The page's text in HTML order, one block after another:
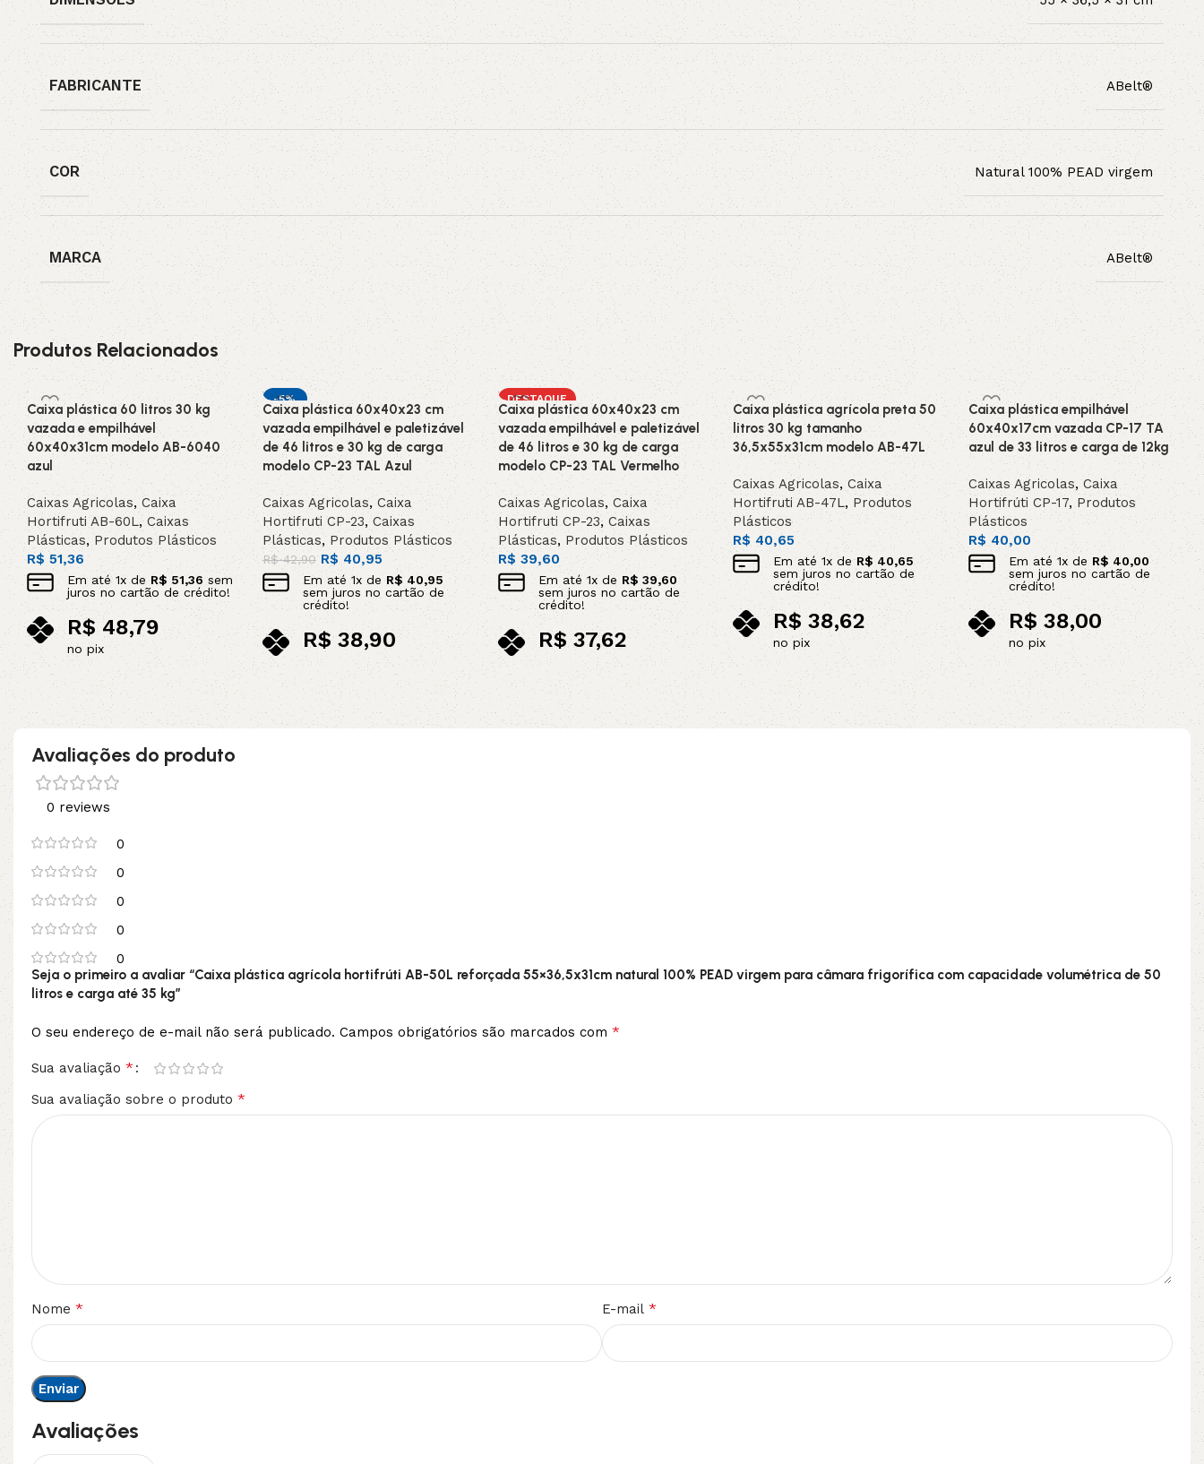
FABRICANTE ABelt®
COR Natural 100% PEAD virgem
MARCA ABelt®
Produtos Relacionados
Caixa plástica 60 litros 30 kg
vazada e empilhável
60x40x31cm modelo AB-6040
azul
Caixas Agricolas,Caixa
Hortifruti AB-60L,Caixas
Plásticas, Produtos Plásticos
R$ 51,36
Em até1x de R$ 51,36sem
juros no cartão de crédito!
R$48,79
no pix
Adicionar ao carrinho
-5%
DESTAQUE
Caixa plástica 60x40x23 cm
vazada empilhável e paletizável
de 46 litros e 30 kg de carga
modelo CP-23 TAL Azul
Caixas Agricolas, Caixa
Hortifruti CP-23,Caixas
Plásticas, Produtos Plásticos
R$42,90 R$ 40,95
Em até1x deR$40,95
sem juros no cartão de
crédito!
R$38,90
no pix
Adicionar ao carrinho
DESTAQUE
Caixa plástica 60x40x23 cm
vazada empilhável e paletizável
de 46 litros e 30 kg de carga
modelo CP-23 TAL Vermelho
Caixas Agricolas, Caixa
Hortifruti CP-23, Caixas
Plásticas, Produtos Plásticos
R$ 39,60
Em até1x de R$ 39,60
sem juros no cartão de
crédito!
R$37,62
no pix
Adicionar ao carrinho
Caixa plástica agrícola preta 50
litros 30 kg tamanho
36,5x55x31cm modelo AB-47L
Caixas Agricolas,Caixa
Hortifruti AB-47L, Produtos
Plásticos
R$ 40,65
Em até1x deR$ 40,65
sem juros no cartão de
crédito!
R$ 38,62
no pix
Adicionar ao carrinho
Caixa plástica empilhável
60x40x17cm vazada CP-17 TA
azul de 33 litros e carga de 12kg
Caixas Agricolas,Caixa
Hortifrúti CP-17, Produtos
Plásticos
R$ 40,00
Em até1x de R$ 40,00
sem juros no cartão de
crédito!
R$38,00
no pix
Adicionar ao carrinho
Avaliações do produto
0 reviews
0
0
0
0
0
Avaliações
Seja o primeiro a avaliar “Caixa plástica agrícola hortifrúti AB-50L reforçada 55×36,5x31cm natural 100% PEAD virgem para câmara frigorífica com capacidade volumétrica de 50
litros e carga até 35 kg”
O seu endereço de e-mail não será publicado. Campos obrigatórios são marcados com *
Sua avaliação *
Sua avaliação sobre o produto *
Nome * E-mail *